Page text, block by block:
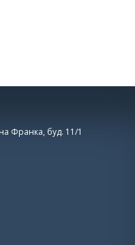
Франка, буд. 11/1